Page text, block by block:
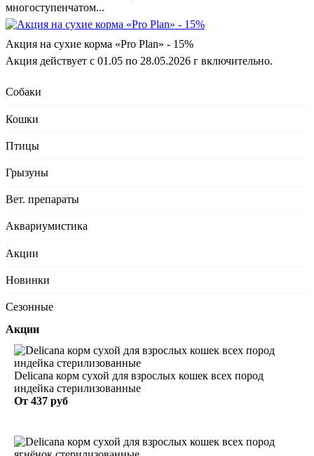
многоступенчатом...
Акция на сухие корма «Pro Plan» - 15%
Акция действует с 01.05 по 28.05.2026 г включительно.
Собаки
Кошки
Птицы
Грызуны
Вет. препараты
Аквариумистика
Акции
Новинки
Сезонные
Акции
Delicana корм сухой для взрослых кошек всех пород
индейка стерилизованные
От 437 руб